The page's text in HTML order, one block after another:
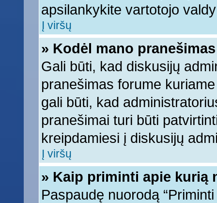
apsilankykite vartotojo
Į viršų
» Kodėl mano
Gali būti, kad diskusijų
pranešimas forume
gali būti, kad
pranešimai turi būti
kreipdamiesi į diskusijų
Į viršų
» Kaip priminti apie kurią
Paspaudę nuorodą